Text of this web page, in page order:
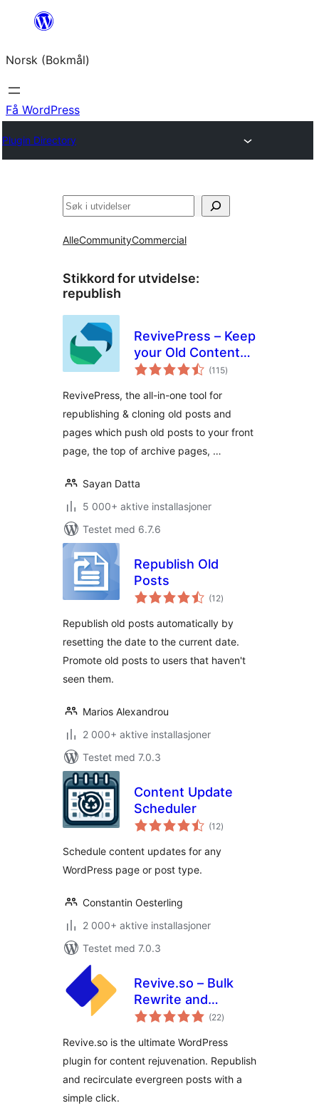
Hopp
innhold
Norsk (Bokmål)
Få WordPress
Plugin Directory
Søk
AlleCommunityCommercial
Stikkord for utvidelse:
republish
RevivePress – Keep
your Old Content
Evergreen
(115totale
vurderinger
)
RevivePress, the all-in-one tool for
republishing & cloning old posts and
pages which push old posts to your front
page, the top of archive pages, …
Sayan Datta
5 000+ aktive installasjoner
Testet med 6.7.6
Republish Old
Posts
(12totale
vurderinger
)
Republish old posts automatically by
resetting the date to the current date.
Promote old posts to users that haven't
seen them.
Marios Alexandrou
2 000+ aktive installasjoner
Testet med 7.0.3
Content Update
Scheduler
(12totale
vurderinger
)
Schedule content updates for any
WordPress page or post type.
Constantin Oesterling
2 000+ aktive installasjoner
Testet med 7.0.3
Revive.so – Bulk
Rewrite and
Republish Blog
(22totale
vurderinger
)
Revive.so is the ultimate WordPress
plugin for content rejuvenation. Republish
and recirculate evergreen posts with a
simple click.